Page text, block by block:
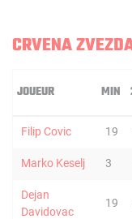
CRVENA
JOUEUR MIN
Filip Covic 19
Marko Keselj 3
Dejan
Davidovac
19